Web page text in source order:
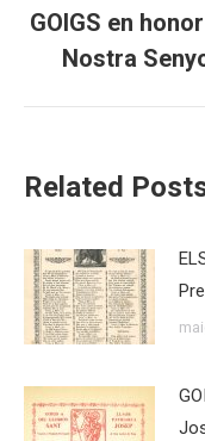
GOIGS en
Nostra
Related